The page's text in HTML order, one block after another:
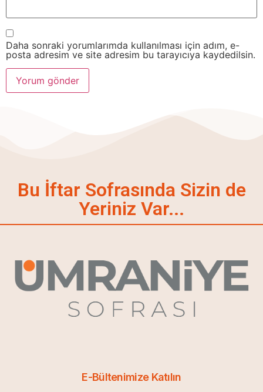
Daha sonraki yorumlarımda kullanılması için adım, e-
posta adresim ve site adresim bu tarayıcıya kaydedilsin.
Bu İftar Sofrasında Sizin de
Yeriniz Var...
E-Bültenimize Katılın